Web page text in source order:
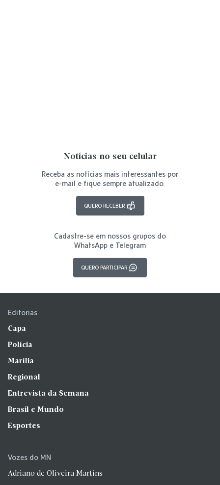
Notícias no seu celular
Receba as notícias mais interessantes por
e-mail e fique sempre atualizado.
QUERO RECEBER
Cadastre-se em nossos grupos do
WhatsApp e Telegram
QUERO PARTICIPAR
Editorias
Capa
Polícia
Marília
Regional
Entrevista da Semana
Brasil e Mundo
Esportes
Vozes do MN
Adriano de Oliveira Martins